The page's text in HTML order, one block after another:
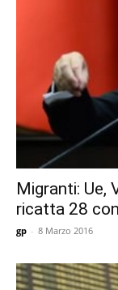
Migranti: Ue,
ricatta 28
gp - 8 Marzo 2016